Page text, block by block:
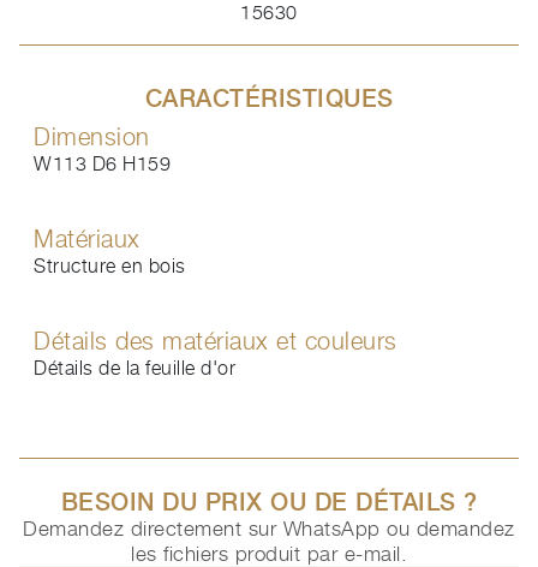
15630
CARACTÉRISTIQUES
Dimension
W113 D6 H159
Matériaux
Structure en bois
Détails des matériaux et couleurs
Détails de la feuille d'or
BESOIN DU PRIX OU DE DÉTAILS ?
Demandez directement sur WhatsApp ou demandez
les fichiers produit par e-mail.